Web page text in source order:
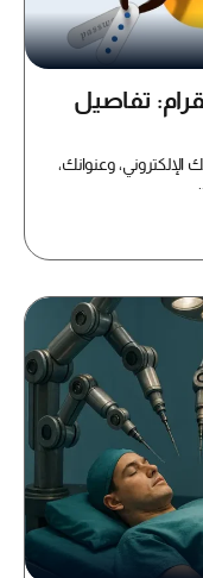
تفاصيل
وعنوانك،